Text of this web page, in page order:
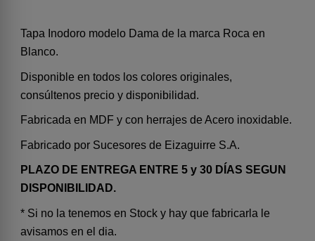
Tapa Inodoro modelo Dama de la marca Roca en
Blanco.
Disponible en todos los colores originales,
consúltenos precio y disponibilidad.
Fabricada en MDF y con herrajes de Acero inoxidable.
Fabricado por Sucesores de Eizaguirre S.A.
PLAZO DE ENTREGA ENTRE 5 y 30 DÍAS SEGUN
DISPONIBILIDAD.
* Si no la tenemos en Stock y hay que fabricarla le
avisamos en el dia.